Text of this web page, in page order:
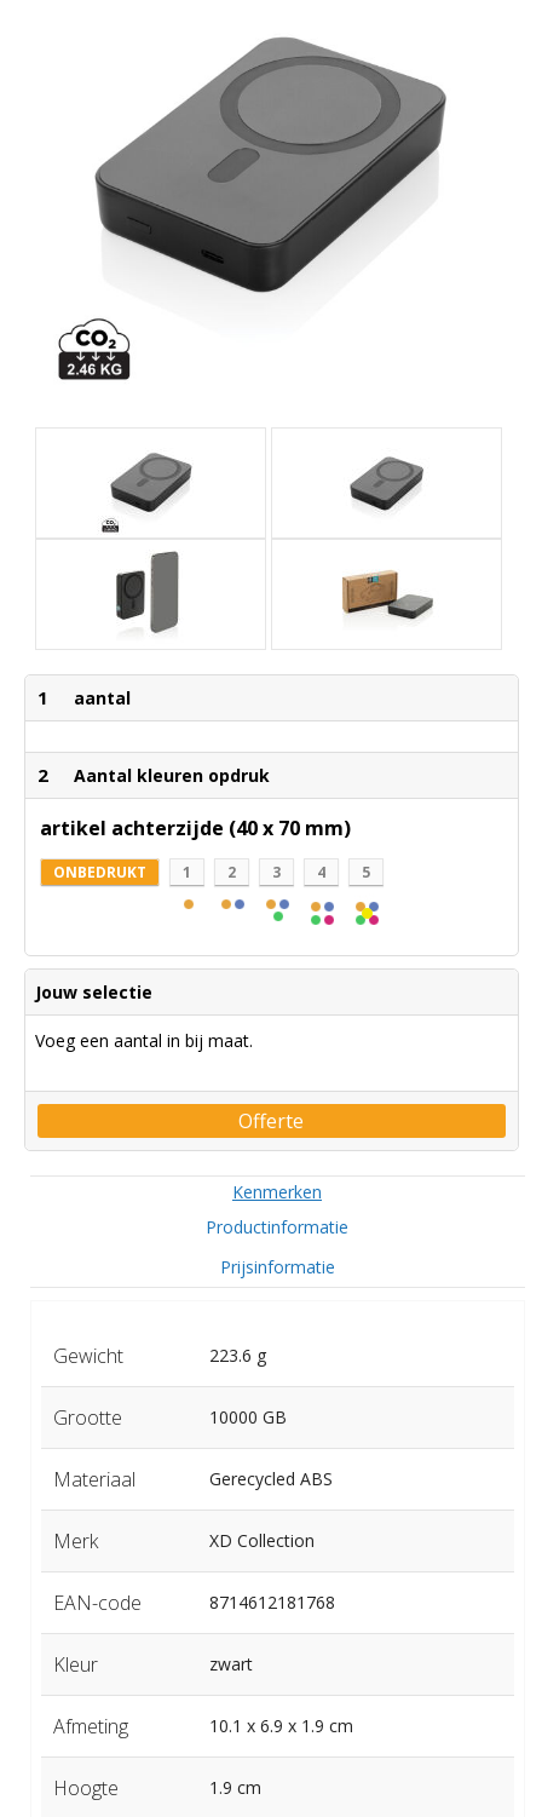
1 aantal
2 Aantal kleuren opdruk
artikel achterzijde (40 x 70 mm)
ONBEDRUKT 1 2 3 4 5
Jouw selectie
Voeg een aantal in bij maat.
Offerte
Kenmerken
Productinformatie
Prijsinformatie
Gewicht 223.6 g
Grootte 10000 GB
Materiaal Gerecycled ABS
Merk XD Collection
EAN-code 8714612181768
Kleur zwart
Afmeting 10.1 x 6.9 x 1.9 cm
Hoogte 1.9 cm